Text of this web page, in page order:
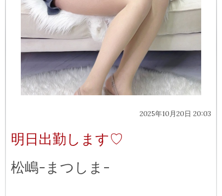
2025年10月20日 20:03
明日出勤します♡
松嶋-まつしま-